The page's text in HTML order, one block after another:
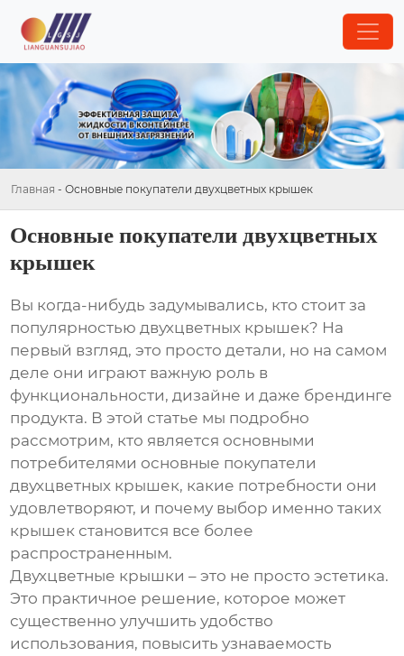
Главная - Основные покупатели двухцветных крышек
Основные покупатели двухцветных
крышек
Вы когда-нибудь задумывались, кто стоит за
популярностью двухцветных крышек? На
первый взгляд, это просто детали, но на самом
деле они играют важную роль в
функциональности, дизайне и даже брендинге
продукта. В этой статье мы подробно
рассмотрим, кто является основными
потребителями основные покупатели
двухцветных крышек, какие потребности они
удовлетворяют, и почему выбор именно таких
крышек становится все более
распространенным.
Двухцветные крышки – это не просто эстетика.
Это практичное решение, которое может
существенно улучшить удобство
использования, повысить узнаваемость